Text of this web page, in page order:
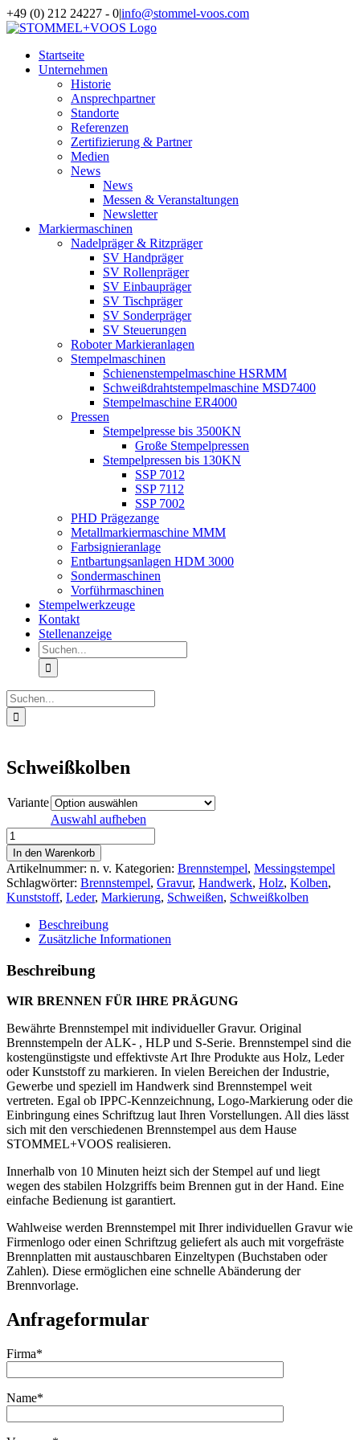
Zum
Inhalt
+49 (0) 212 24227 - 0|info@stommel-voos.com
Startseite
Unternehmen
Historie
Ansprechpartner
Standorte
Referenzen
Zertifizierung & Partner
Medien
News
News
Messen & Veranstaltungen
Newsletter
Markiermaschinen
Nadelpräger & Ritzpräger
SV Handpräger
SV Rollenpräger
SV Einbaupräger
SV Tischpräger
SV Sonderpräger
SV Steuerungen
Roboter Markieranlagen
Stempelmaschinen
Schienenstempelmaschine HSRMM
Schweißdrahtstempelmaschine MSD7400
Stempelmaschine ER4000
Pressen
Stempelpresse bis 3500KN
Große Stempelpressen
Stempelpressen bis 130KN
SSP 7012
SSP 7112
SSP 7002
PHD Prägezange
Metallmarkiermaschine MMM
Farbsignieranlage
Entbartungsanlagen HDM 3000
Sondermaschinen
Vorführmaschinen
Stempelwerkzeuge
Kontakt
Stellenanzeige
Suche
nach:
Suche
nach:
Schweißkolben
Variante
Auswahl aufheben
Schweißkolben
Menge
In den Warenkorb
Artikelnummer: n. v. Kategorien: Brennstempel, Messingstempel
Schlagwörter: Brennstempel, Gravur, Handwerk, Holz, Kolben,
Kunststoff, Leder, Markierung, Schweißen, Schweißkolben
Beschreibung
Zusätzliche Informationen
Beschreibung
WIR BRENNEN FÜR IHRE PRÄGUNG
Bewährte Brennstempel mit individueller Gravur. Original
Brennstempeln der ALK- , HLP und S-Serie. Brennstempel sind die
kostengünstigste und effektivste Art Ihre Produkte aus Holz, Leder
oder Kunststoff zu markieren. In vielen Bereichen der Industrie,
Gewerbe und speziell im Handwerk sind Brennstempel weit
vertreten. Egal ob IPPC-Kennzeichnung, Logo-Markierung oder die
Einbringung eines Schriftzug laut Ihren Vorstellungen. All dies lässt
sich mit den verschiedenen Brennstempel aus dem Hause
STOMMEL+VOOS realisieren.
Innerhalb von 10 Minuten heizt sich der Stempel auf und liegt
wegen des stabilen Holzgriffs beim Brennen gut in der Hand. Eine
einfache Bedienung ist garantiert.
Wahlweise werden Brennstempel mit Ihrer individuellen Gravur wie
Firmenlogo oder einen Schriftzug geliefert als auch mit vorgefräste
Brennplatten mit austauschbaren Einzeltypen (Buchstaben oder
Zahlen). Diese ermöglichen eine schnelle Abänderung der
Brennvorlage.
Anfrageformular
Firma*
Name*